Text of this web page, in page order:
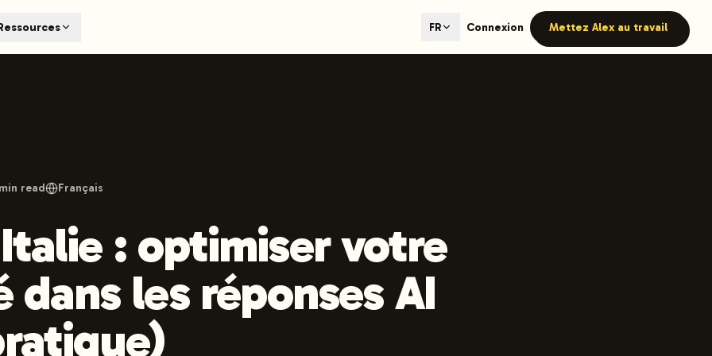
engines like ChatGPT, Claude, and Perplexity. Automated content generation with GEO optimization built-in.
hours.
FR Connexion Mettez Alex au travail
min read Français
Italie : optimiser votre
les réponses AI